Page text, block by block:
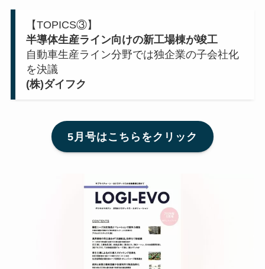
【TOPICS③】
半導体生産ライン向けの新工場棟が竣工
自動車生産ライン分野では独企業の子会社化
を決議
(株)ダイフク
5月号はこちらをクリック